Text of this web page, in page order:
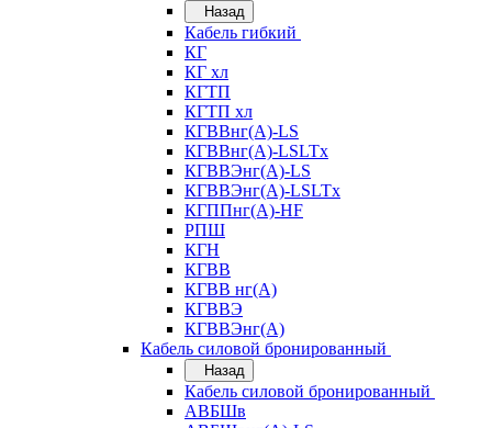
Назад
Кабель гибкий
КГ
КГ хл
КГТП
КГТП хл
КГВВнг(А)-LS
КГВВнг(А)-LSLTx
КГВВЭнг(А)-LS
КГВВЭнг(А)-LSLTx
КГППнг(А)-HF
РПШ
КГН
КГВВ
КГВВ нг(А)
КГВВЭ
КГВВЭнг(А)
Кабель силовой бронированный
Назад
Кабель силовой бронированный
АВБШв